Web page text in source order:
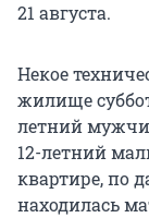
21 августа.
Некое
жилище
летний
12-летний
квартире, по
находилась